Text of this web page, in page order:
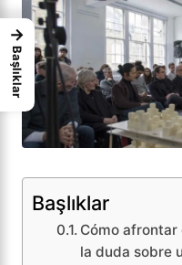
Başlıklar
Cómo
la duda sobre
→
Başlıklar